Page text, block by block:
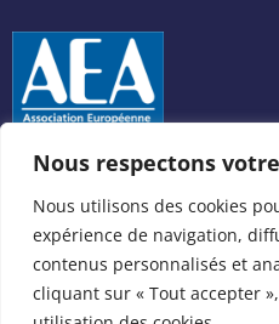
Nous respectons
Nous utilisons des cookies
expérience de navigation,
contenus personnalisés et
cliquant sur « Tout accepter